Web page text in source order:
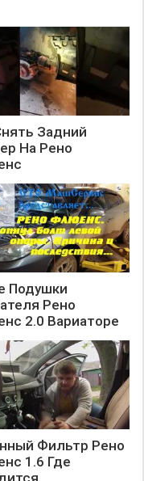
Задний
На Рено
Подушки
Рено
2.0 Вариаторе
Фильтр Рено
1.6 Где